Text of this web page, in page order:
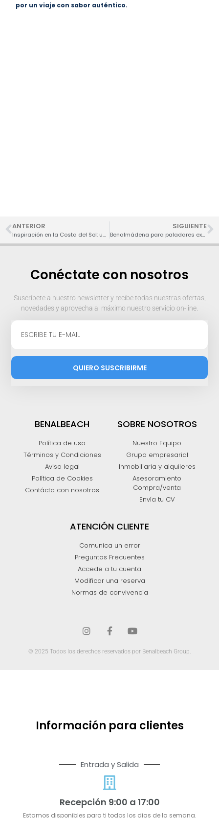
por un viaje con sabor auténtico.
ANTERIOR
Inspiración en la Costa del Sol: una ruta artística por Benalmádena y alrededores
SIGUIENTE
Benalmádena para paladares exquisitos: los mejores restaurantes y bares de lujo
Conéctate con nosotros
Suscríbete a nuestro newsletter y recibe todas nuestras ofertas,
novedades y aprovecha al máximo nuestro servicio on-line.
QUIERO SUSCRIBIRME
BENALBEACH
Política de uso
Términos y Condiciones
Aviso legal
Política de Cookies
Contácta con nosotros
SOBRE NOSOTROS
Nuestro Equipo
Grupo empresarial
Inmobiliaria y alquileres
Asesoramiento
Compra/venta
Envía tu CV
ATENCIÓN CLIENTE
Comunica un error
Preguntas Frecuentes
Accede a tu cuenta
Modificar una reserva
Normas de convivencia
© 2025 Todos los derechos reservados por Benalbeach Group.
Información para clientes
Entrada y Salida
Recepción 9:00 a 17:00
Estamos disponibles para ti todos los dias de la semana.